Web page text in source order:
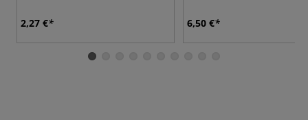
2,27 € 6,50 €